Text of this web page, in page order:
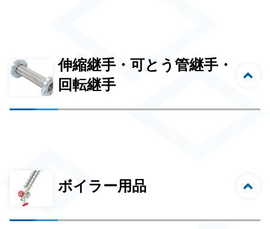
伸縮継手・可とう管継手・
回転継手
ボイラー用品